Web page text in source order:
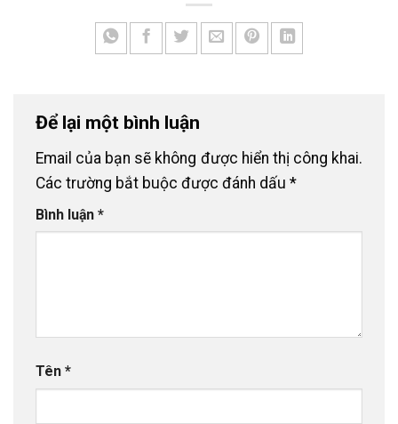
Để lại một bình luận
Email của bạn sẽ không được hiển thị công khai.
Các trường bắt buộc được đánh dấu *
Bình luận *
Tên *